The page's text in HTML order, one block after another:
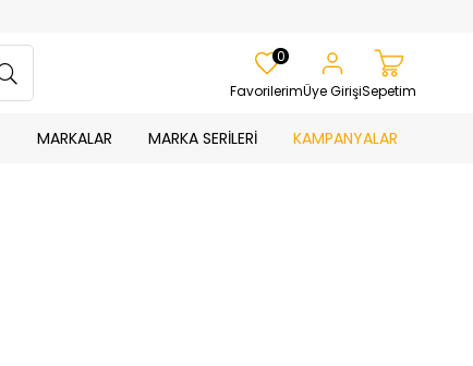
Favorilerim
0
Üye GirişiSepetim
MARKALAR MARKA SERİLERİ KAMPANYALAR